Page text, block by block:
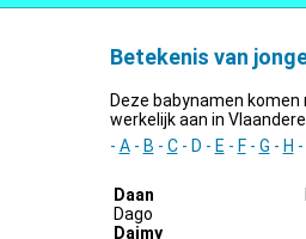
Betekenis van
Deze babynamen
werkelijk aan in
- A- B - C- D - E - F- G - H -
Daan
Dago
Daimy